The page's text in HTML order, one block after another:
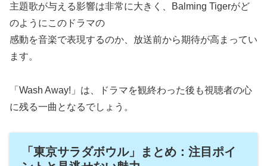
主題歌が与える影響は非常に大きく、Balming Tigerがど
のようにこのドラマの
感動を音楽で表現するのか、放送前から期待が高まってい
ます。
「Wash Away!」は、ドラマを観終わった後も視聴者の心
に残る一曲となるでしょう。
「東京サラダボウル」まとめ：注目ポイ